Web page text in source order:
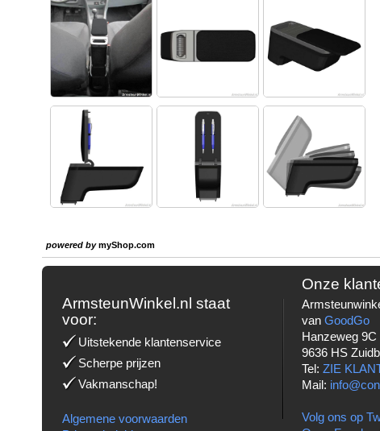
powered bymyShop.com
ArmsteunWinkel.nl staat
voor:
Uitstekende klantenservice
Scherpe prijzen
Vakmanschap!
Algemene voorwaarden
Onze
vanGoodGo
Hanzeweg 9C
9636 HS
Tel:ZIE
Mail:
Volg ons op